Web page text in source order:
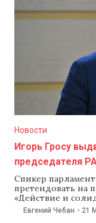
Новости
Игорь Гросу
председателя
Спикер
претендовать на
«Действие и
который пройдет
программы
Евгений Чебан - 21